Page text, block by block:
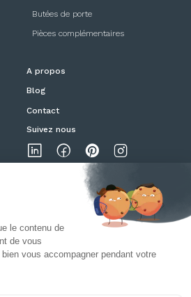
Butées de porte
Pièces complémentaires
A propos
Blog
Contact
Suivez nous
Politique de confidentialitéCGV